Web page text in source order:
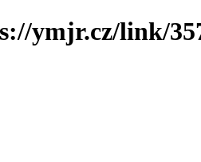
ymjr.cz/link/